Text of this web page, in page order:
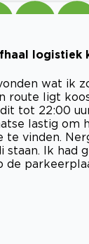
logistiek
wat ik
route ligt
tot 22:00
lastig om
te vinden.
staan. Ik had
de